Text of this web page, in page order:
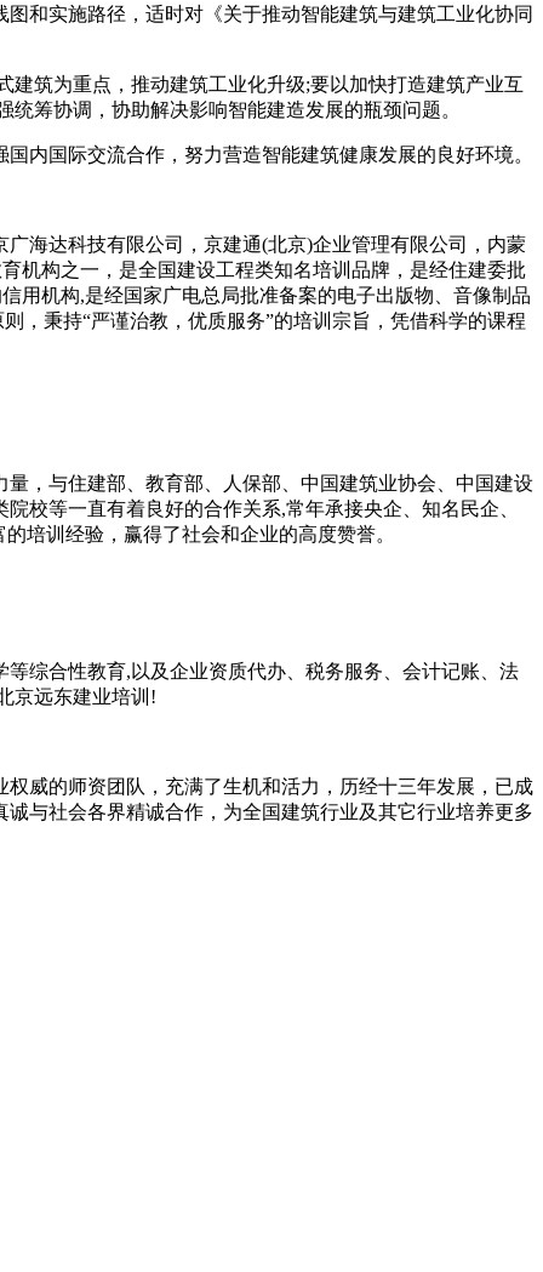
和实施路径，适时对《关于推动智能建筑与建筑工业化协同
筑为重点，推动建筑工业化升级;要以加快打造建筑产业互
筹协调，协助解决影响智能建造发展的瓶颈问题。
国际交流合作，努力营造智能建筑健康发展的良好环境。
海达科技有限公司，京建通(北京)企业管理有限公司，内蒙
机构之一，是全国建设工程类知名培训品牌，是经住建委批
用机构,是经国家广电总局批准备案的电子出版物、音像制品
，秉持“严谨治教，优质服务”的培训宗旨，凭借科学的课程
，与住建部、教育部、人保部、中国建筑业协会、中国建设
校等一直有着良好的合作关系,常年承接央企、知名民企、
培训经验，赢得了社会和企业的高度赞誉。
综合性教育,以及企业资质代办、税务服务、会计记账、法
京远东建业培训!
威的师资团队，充满了生机和活力，历经十三年发展，已成
与社会各界精诚合作，为全国建筑行业及其它行业培养更多